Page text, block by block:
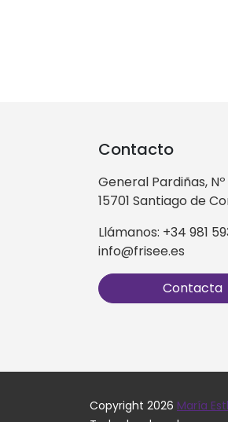
Contacto
General Pardiñas,
15701 Santiago de
Llámanos: +34 981
info@frisee.es
Contacta
Copyright 2026 María